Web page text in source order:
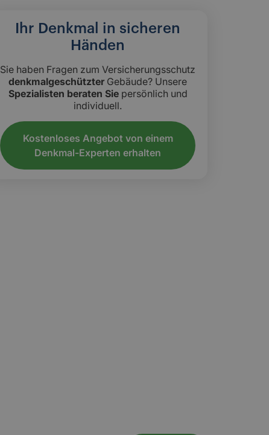
Ihr Denkmal in sicheren
Händen
Sie haben Fragen zum Versicherungsschutz
denkmalgeschützter Gebäude? Unsere
Spezialisten beraten Sie persönlich und
individuell.
Kostenloses Angebot von einem
Denkmal-Experten erhalten